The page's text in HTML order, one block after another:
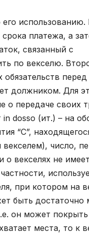
использованию.
платежа, а
связанный с
по векселю.
обязательств
должником. Для
о передаче своих
dosso (ит.) – на
“С”,
число,
векселях не
при котором на
быть достаточно
он может покрыть
места, то к